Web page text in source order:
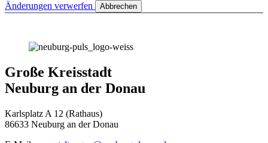
Änderungen verwerfen Abbrechen
Große Kreisstadt
Neuburg an der Donau
Karlsplatz A 12 (Rathaus)
86633 Neuburg an der Donau